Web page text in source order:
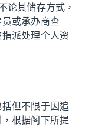
论其储存方式，
或承办商查
派处理个人资
但不限于因追
根据阁下所提